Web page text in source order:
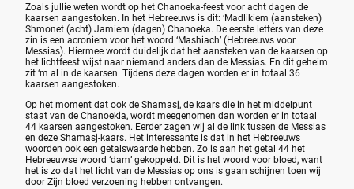
Zoals jullie weten wordt op het Chanoeka-feest voor acht dagen de
kaarsen aangestoken. In het Hebreeuws is dit: ‘Madlikiem (aansteken)
Shmonet (acht) Jamiem (dagen) Chanoeka. De eerste letters van deze
zin is een acroniem voor het woord ‘Mashiach’ (Hebreeuws voor
Messias). Hiermee wordt duidelijk dat het aansteken van de kaarsen op
het lichtfeest wijst naar niemand anders dan de Messias. En dit geheim
zit ‘m al in de kaarsen. Tijdens deze dagen worden er in totaal 36
kaarsen aangestoken.
Op het moment dat ook de Shamasj, de kaars die in het middelpunt
staat van de Chanoekia, wordt meegenomen dan worden er in totaal
44 kaarsen aangestoken. Eerder zagen wij al de link tussen de Messias
en deze Shamasj-kaars. Het interessante is dat in het Hebreeuws
woorden ook een getalswaarde hebben. Zo is aan het getal 44 het
Hebreeuwse woord ‘dam’ gekoppeld. Dit is het woord voor bloed, want
het is zo dat het licht van de Messias op ons is gaan schijnen toen wij
door Zijn bloed verzoening hebben ontvangen.